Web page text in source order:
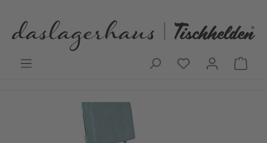
Bildergalerie überspringen